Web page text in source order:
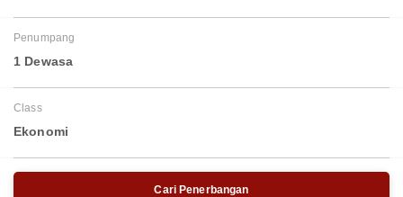
Penumpang
1 Dewasa
Class
Ekonomi
Cari Penerbangan